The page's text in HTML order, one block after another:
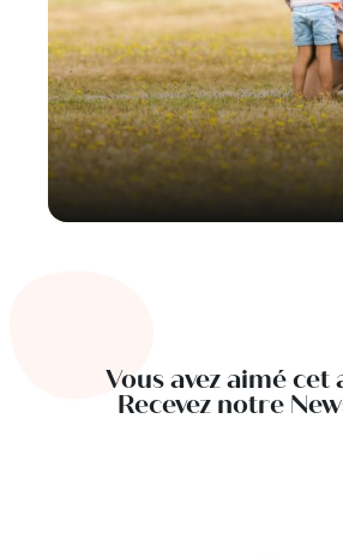
Vous avez aimé cet
Recevez notre